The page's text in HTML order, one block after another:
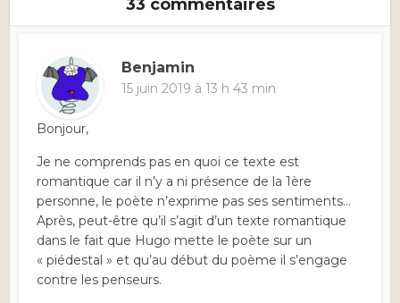
33 commentaires
Benjamin
15 juin 2019 à 13 h 43 min
Bonjour,
Je ne comprends pas en quoi ce texte est
romantique car il n’y a ni présence de la 1ère
personne, le poète n’exprime pas ses sentiments…
Après, peut-être qu’il s’agit d’un texte romantique
dans le fait que Hugo mette le poète sur un
« piédestal » et qu’au début du poème il s’engage
contre les penseurs.